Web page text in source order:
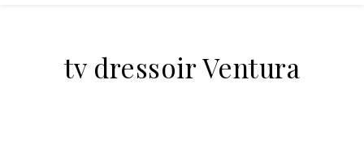
tv dressoir Ventura